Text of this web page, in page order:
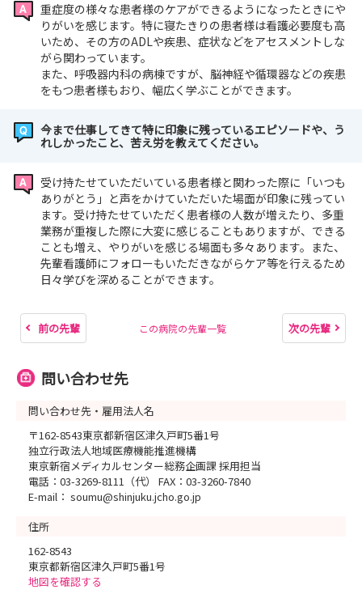
重症度の様々な患者様のケアができるようになったときにや
りがいを感じます。特に寝たきりの患者様は看護必要度も高
いため、その方のADLや疾患、症状などをアセスメントしな
がら関わっています。
また、呼吸器内科の病棟ですが、脳神経や循環器などの疾患
をもつ患者様もおり、幅広く学ぶことができます。
今まで仕事してきて特に印象に残っているエピソードや、う
れしかったこと、苦え労を教えてください。
受け持たせていただいている患者様と関わった際に「いつも
ありがとう」と声をかけていただいた場面が印象に残ってい
ます。受け持たせていただく患者様の人数が増えたり、多重
業務が重複した際に大変に感じることもありますが、できる
ことも増え、やりがいを感じる場面も多々あります。また、
先輩看護師にフォローもいただきながらケア等を行えるため
日々学びを深めることができます。
前の先輩 この病院の先輩一覧 次の先輩
問い合わせ先
問い合わせ先・雇用法人名
〒162-8543東京都新宿区津久戸町5番1号
独立行政法人地域医療機能推進機構
東京新宿メディカルセンター総務企画課 採用担当
電話：03-3269-8111（代） FAX：03-3260-7840
E-mail： soumu@shinjuku.jcho.go.jp
住所
162-8543
東京都新宿区津久戸町5番1号
地図を確認する